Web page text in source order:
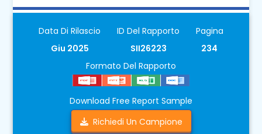
Data Di Rilascio
Giu 2025
ID Del Rapporto
SII26223
Pagina
234
Formato Del Rapporto
Download Free Report Sample
Richiedi Un Campione